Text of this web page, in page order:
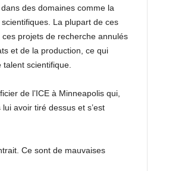
des domaines comme la
La plupart de ces
projets de recherche annulés
et de la production, ce qui
scientifique.
de l’ICE à Minneapolis qui,
avoir tiré dessus et s’est
Ce sont de mauvaises